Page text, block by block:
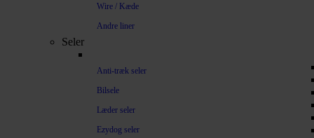
Wire / Kæde
Andre liner
Seler
Anti-træk seler
Bilsele
Læder seler
Ezydog seler